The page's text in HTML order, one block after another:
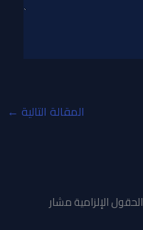
المقالة التالية ←
الحقول الإلزامية مشار